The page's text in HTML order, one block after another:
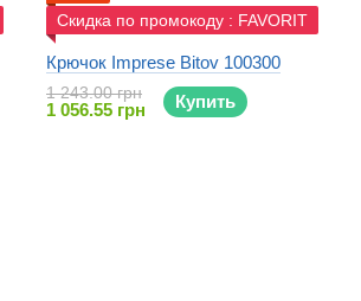
Скидка по промокоду : FAVORIT
Крючок Imprese Bitov 100300
1 243.00 грн
1 056.55 грн Купить